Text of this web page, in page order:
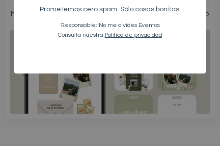
hasta 3 revisiones sin coste para que quede tal y como
la imagináis.
Prometemos cero spam. Sólo cosas bonitas.
Responsable: No me olvides Eventos
Consulta nuestra Política de privacidad